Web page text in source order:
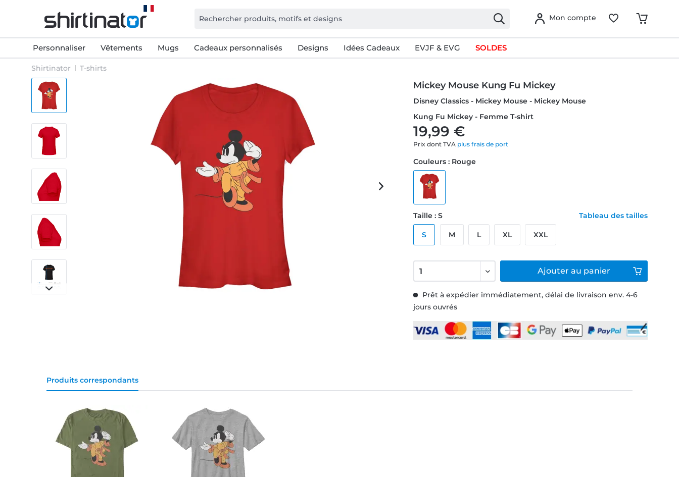
Mon compte
Personnaliser Vêtements Mugs Cadeaux personnalisés Designs Idées Cadeaux EVJF & EVG SOLDES
Shirtinator T-shirts
Mickey Mouse Kung Fu Mickey
Disney Classics - Mickey Mouse - Mickey Mouse
Kung Fu Mickey - Femme T-shirt
19,99 €
Prix dont TVA plus frais de port
Prêt à expédier immédiatement, délai de livraison env. 4-6
jours ouvrés
Couleurs : Rouge
Taille : S Tableau des tailles
S M L XL XXL
Ajouter au panier
Produits correspondants